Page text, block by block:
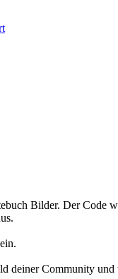
Bilder. Der Code
deiner Community